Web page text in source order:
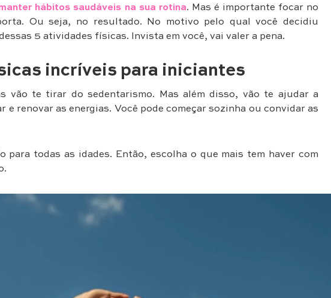
hábitos saudáveis na sua rotina. Mas é importante focar no
Ou seja, no resultado. No motivo pelo qual você decidiu
5 atividades físicas. Invista em você, vai valer a pena.
incríveis para iniciantes
vão te tirar do sedentarismo. Mas além disso, vão te ajudar a
e renovar as energias. Você pode começar sozinha ou convidar as
para todas as idades. Então, escolha o que mais tem haver com